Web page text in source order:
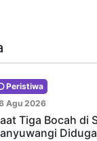
Peristiwa
Agu 2026
Tiga Bocah di